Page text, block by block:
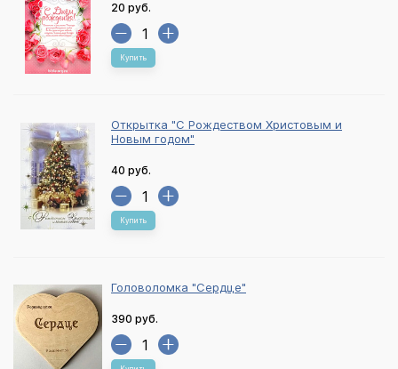
20 руб.
Купить
Открытка "С Рождеством Христовым и
Новым годом"
40 руб.
Купить
Головоломка "Сердце"
390 руб.